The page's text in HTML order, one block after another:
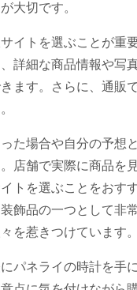
大切です。
イトを選ぶことが重
詳細な商品情報や写
ます。さらに、通販
た場合や自分の予想
店舗で実際に商品を
トを選ぶことをおす
飾品の一つとして非
を惹きつけています。
パネライの時計を手